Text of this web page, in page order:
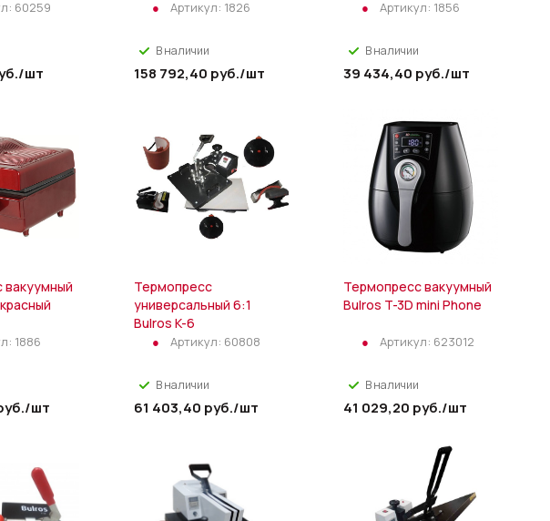
60259
/шт
Артикул: 1826
В наличии
158 792,40 руб./шт
Артикул: 1856
В наличии
39 434,40 руб./шт
вакуумный
1886
/шт
Термопресс
универсальный 6:1
Bulros K-6
Артикул: 60808
В наличии
61 403,40 руб./шт
Термопресс вакуумный
Bulros T-3D mini Phone
Артикул: 623012
В наличии
41 029,20 руб./шт